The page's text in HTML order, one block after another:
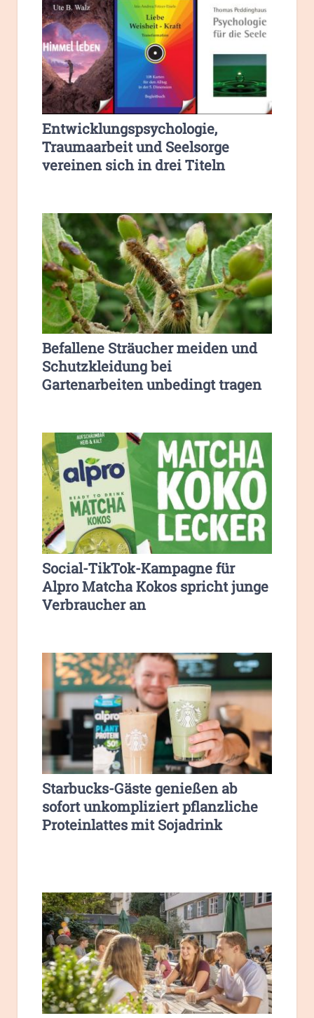
Entwicklungspsychologie,
Traumaarbeit und Seelsorge
vereinen sich in drei Titeln
Befallene Sträucher meiden und
Schutzkleidung bei
Gartenarbeiten unbedingt tragen
Social-TikTok-Kampagne für
Alpro Matcha Kokos spricht junge
Verbraucher an
Starbucks-Gäste genießen ab
sofort unkompliziert pflanzliche
Proteinlattes mit Sojadrink